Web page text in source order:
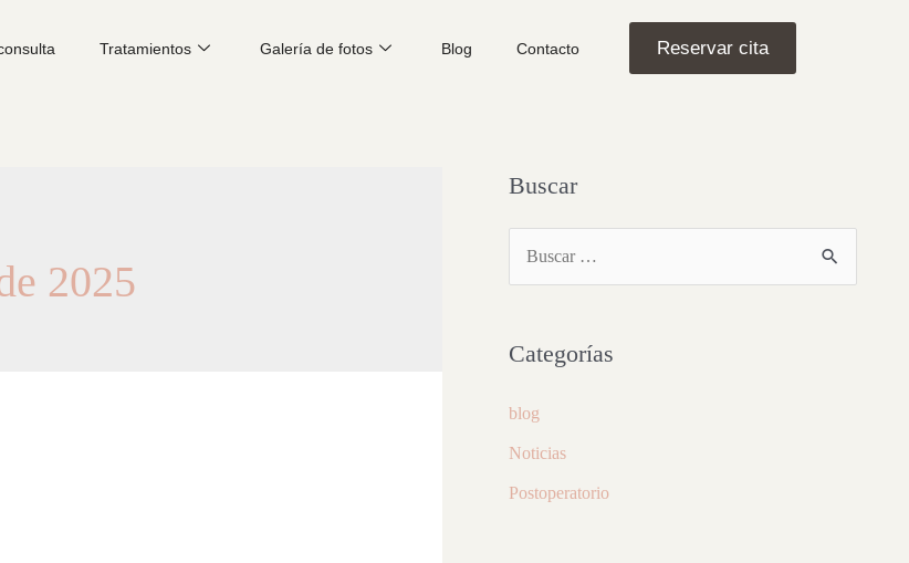
Tratamientos Galería de fotos Blog Contacto Reservar cita
2025
Buscar
Categorías
blog
Noticias
Postoperatorio